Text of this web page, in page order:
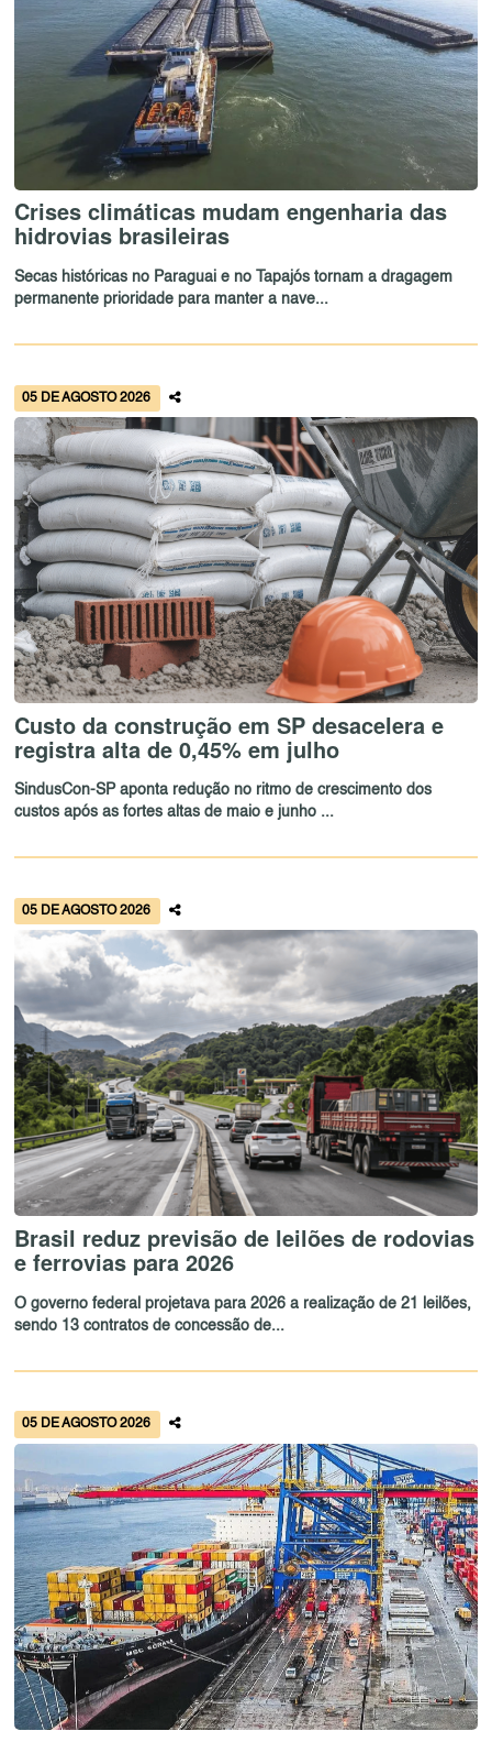
Crises climáticas mudam engenharia das
hidrovias brasileiras
Secas históricas no Paraguai e no Tapajós tornam a dragagem
permanente prioridade para manter a nave...
05 DE AGOSTO 2026
Custo da construção em SP desacelera e
registra alta de 0,45% em julho
SindusCon-SP aponta redução no ritmo de crescimento dos
custos após as fortes altas de maio e junho ...
05 DE AGOSTO 2026
Brasil reduz previsão de leilões de rodovias
e ferrovias para 2026
O governo federal projetava para 2026 a realização de 21 leilões,
sendo 13 contratos de concessão de...
05 DE AGOSTO 2026